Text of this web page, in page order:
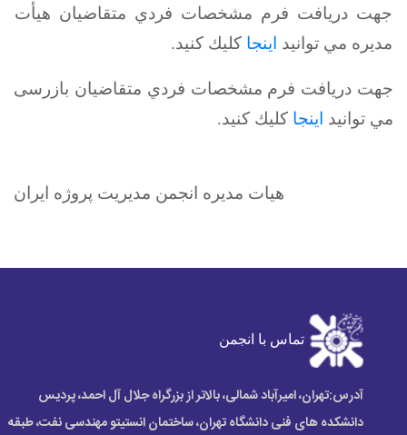
جهت دريافت فرم مشخصات فردي متقاضیان هیأت
مدیره مي توانيداينجاكليك كنيد.
جهت دريافت فرم مشخصات فردي متقاضیان بازرسی
مي توانيداينجاكليك كنيد.
هیات مدیره انجمن مدیریت پروژه ایران
تماس با انجمن
آدرس:تهران، امیرآباد شمالی، بالاتر از بزرگراه جلال آل احمد، پردیس
دانشکده های فنی دانشگاه تهران، ساختمان انستیتو مهندسی نفت، طبقه